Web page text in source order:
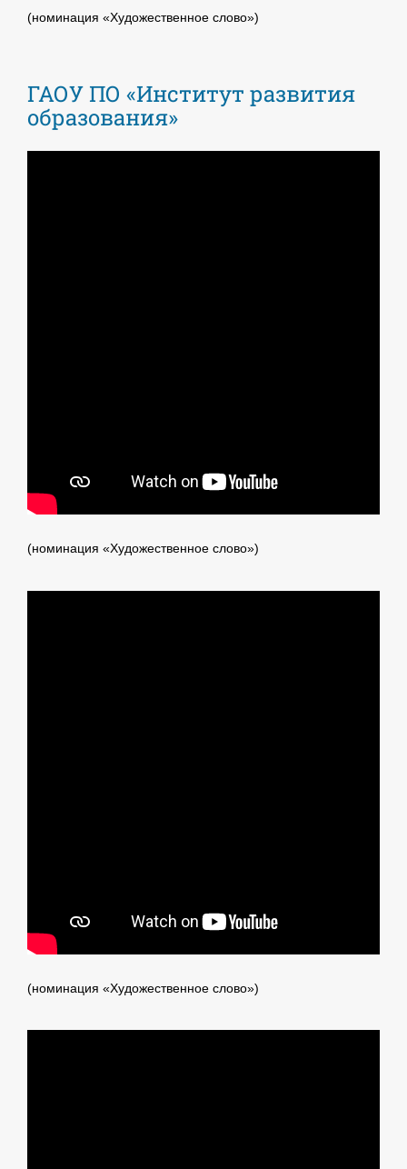
(номинация «Художественное слово»)
ГАОУ ПО «Институт развития
образования»
(номинация «Художественное слово»)
(номинация «Художественное слово»)